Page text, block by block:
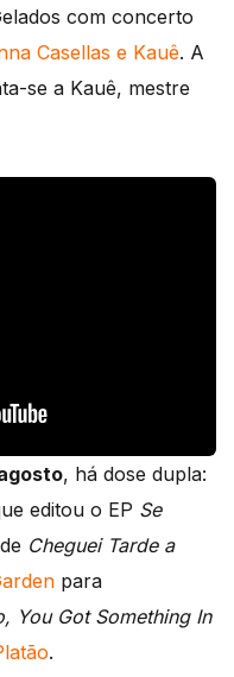
com concerto
Casellas e Kauê. A
se a Kauê, mestre
, há dose dupla:
editou o EP Se
Cheguei Tarde a
para
You Got Something In
.